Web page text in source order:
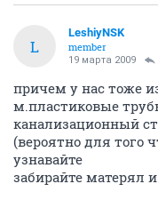
L
LeshiyNSK
member
19 марта 2009
причем у нас тоже
м.пластиковые
канализационный
(вероятно для того
узнавайте
забирайте матерял